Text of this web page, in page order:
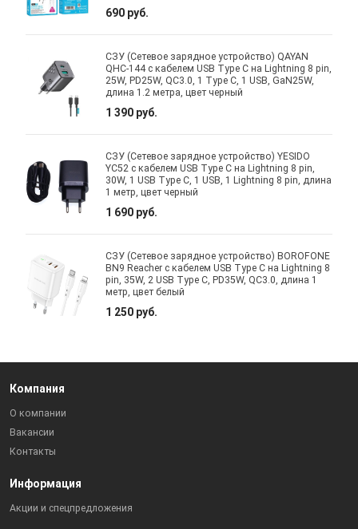
690 руб.
СЗУ (Сетевое зарядное устройство) QAYAN
QHC-144 с кабелем USB Type C на Lightning 8 pin,
25W, PD25W, QC3.0, 1 Type C, 1 USB, GaN25W,
длина 1.2 метра, цвет черный
1 390 руб.
СЗУ (Сетевое зарядное устройство) YESIDO
YC52 с кабелем USB Type C на Lightning 8 pin,
30W, 1 USB Type C, 1 USB, 1 Lightning 8 pin, длина
1 метр, цвет черный
1 690 руб.
СЗУ (Сетевое зарядное устройство) BOROFONE
BN9 Reacher с кабелем USB Type C на Lightning 8
pin, 35W, 2 USB Type C, PD35W, QC3.0, длина 1
метр, цвет белый
1 250 руб.
Компания
О компании
Вакансии
Контакты
Информация
Акции и спецпредложения